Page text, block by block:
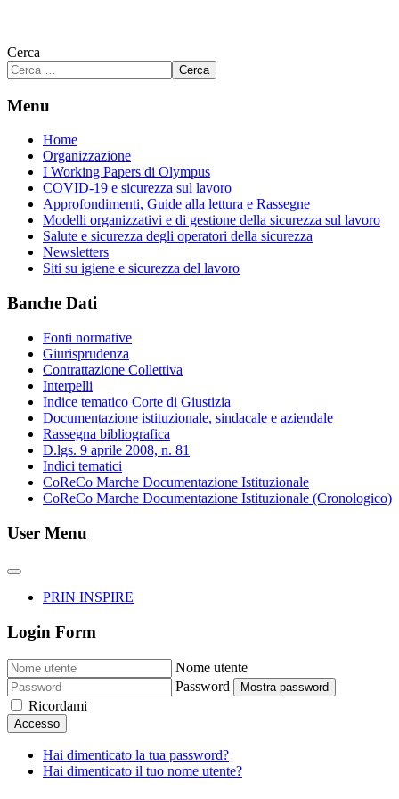
Cerca
Cerca
Menu
Home
Organizzazione
I Working Papers di Olympus
COVID-19 e sicurezza sul lavoro
Approfondimenti, Guide alla lettura e Rassegne
Modelli organizzativi e di gestione della sicurezza sul lavoro
Salute e sicurezza degli operatori della sicurezza
Newsletters
Siti su igiene e sicurezza del lavoro
Banche Dati
Fonti normative
Giurisprudenza
Contrattazione Collettiva
Interpelli
Indice tematico Corte di Giustizia
Documentazione istituzionale, sindacale e aziendale
Rassegna bibliografica
D.lgs. 9 aprile 2008, n. 81
Indici tematici
CoReCo Marche Documentazione Istituzionale
CoReCo Marche Documentazione Istituzionale (Cronologico)
User Menu
PRIN INSPIRE
Login Form
Nome utente
Password
Mostra password
Ricordami
Accesso
Hai dimenticato la tua password?
Hai dimenticato il tuo nome utente?